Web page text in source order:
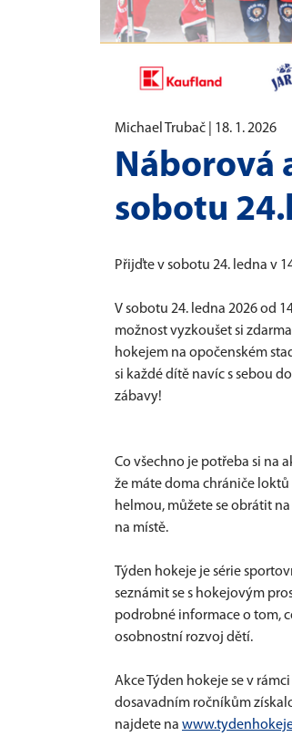
Michael Trubač | 18. 1. 2026
Náborová
sobotu
Přijďte v sobotu 24. ledna v
V sobotu 24. ledna 2026 od
možnost vyzkoušet si
hokejem na opočenském
si každé dítě navíc s sebou
zábavy!
Co všechno je potřeba si na
že máte doma chrániče
helmou, můžete se obrátit
na místě.
Týden hokeje je série
seznámit se s hokejovým
podrobné informace o tom,
osobnostní rozvoj dětí.
Akce Týden hokeje se v
dosavadním ročníkům
najdete na